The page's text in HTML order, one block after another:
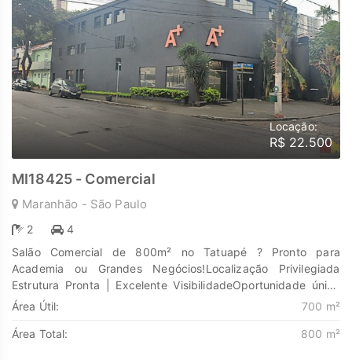
Locação:
R$ 22.500
MI18425 - Comercial
Maranhão - São Paulo
2
4
Salão Comercial de 800m² no Tatuapé ? Pronto para
Academia ou Grandes Negócios!Localização Privilegiada
Estrutura Pronta | Excelente VisibilidadeOportunidade única
para investidores e redes de academias! Amplo salão
Tatuapé.O imóvel possui layout moderno e infraestrutura
Área Útil: 700 m²
Área Total: 800 m²